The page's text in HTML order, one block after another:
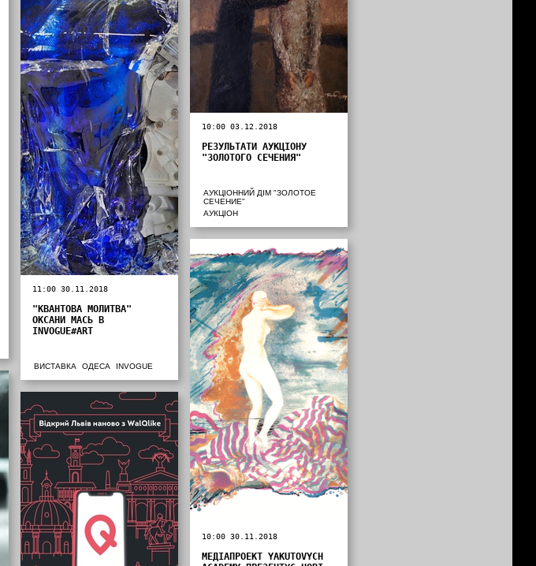
10:00 03.12.2018
РЕЗУЛЬТАТИ АУКЦІОНУ
"ЗОЛОТОГО СЕЧЕНИЯ"
АУКЦІОННИЙ ДІМ "ЗОЛОТОЕ
СЕЧЕНИЕ"
АУКЦІОН
11:00 30.11.2018
"КВАНТОВА МОЛИТВА"
ОКСАНИ МАСЬ В
INVOGUE#ART
ВИСТАВКА ОДЕСА INVOGUE
10:00 30.11.2018
МЕДІАПРОЕКТ YAKUTOVYCH